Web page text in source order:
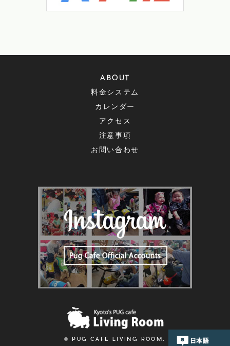
ABOUT
料金システム
カレンダー
アクセス
注意事項
お問い合わせ
© PUG CAFE LIVING ROOM.